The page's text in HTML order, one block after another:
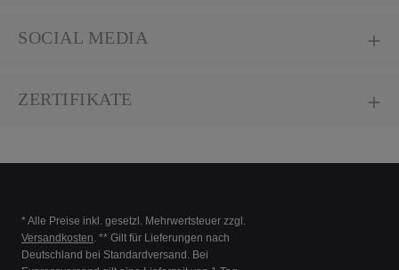
SOCIAL MEDIA
ZERTIFIKATE
* Alle Preise inkl. gesetzl. Mehrwertsteuer zzgl.
Versandkosten. ** Gilt für Lieferungen nach
Deutschland bei Standardversand. Bei